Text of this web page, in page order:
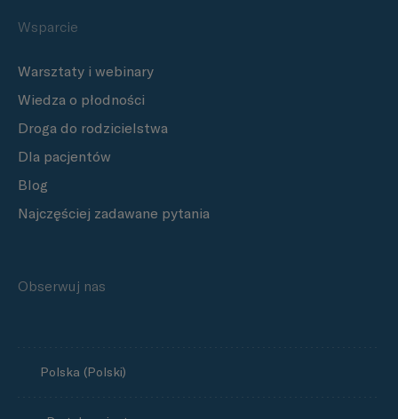
Wsparcie
Warsztaty i webinary
Wiedza o płodności
Droga do rodzicielstwa
Dla pacjentów
Blog
Najczęściej zadawane pytania
Obserwuj nas
Polska (Polski)